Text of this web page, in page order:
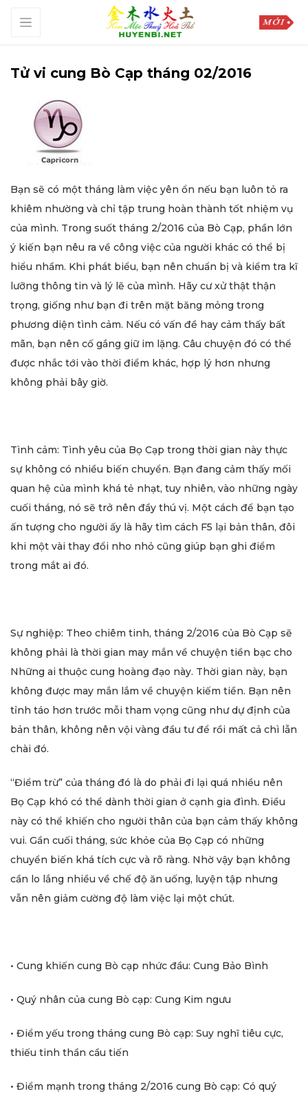
Tử vi cung Bò Cạp tháng 02/2016
Bạn sẽ có một tháng làm việc yên ổn nếu bạn luôn tỏ ra
khiêm nhường và chỉ tập trung hoàn thành tốt nhiệm vụ
của mình. Trong suốt tháng 2/2016 của Bò Cạp, phần lớn
ý kiến bạn nêu ra về công việc của người khác có thể bị
hiểu nhầm. Khi phát biểu, bạn nên chuẩn bị và kiểm tra kĩ
lưỡng thông tin và lý lẽ của mình. Hãy cư xử thật thận
trọng, giống như bạn đi trên mặt băng mỏng trong
phương diện tình cảm. Nếu có vấn đề hay cảm thấy bất
mãn, bạn nên cố gắng giữ im lặng. Câu chuyện đó có thể
được nhắc tới vào thời điểm khác, hợp lý hơn nhưng
không phải bây giờ.
Tình cảm: Tình yêu của Bọ Cạp trong thời gian này thực
sự không có nhiều biến chuyển. Bạn đang cảm thấy mối
quan hệ của mình khá tẻ nhạt, tuy nhiên, vào những ngày
cuối tháng, nó sẽ trở nên đầy thú vị. Một cách để bạn tạo
ấn tượng cho người ấy là hãy tìm cách F5 lại bản thân, đôi
khi một vài thay đổi nho nhỏ cũng giúp bạn ghi điểm
trong mắt ai đó.
Sự nghiệp: Theo chiêm tinh, tháng 2/2016 của Bò Cạp sẽ
không phải là thời gian may mắn về chuyện tiền bạc cho
Những ai thuộc cung hoàng đạo này. Thời gian này, bạn
không được may mắn lắm về chuyện kiếm tiền. Bạn nên
tỉnh táo hơn trước mỗi tham vọng cũng như dự định của
bản thân, không nên vội vàng đầu tư để rồi mất cả chì lẫn
chài đó.
“Điểm trừ” của tháng đó là do phải đi lại quá nhiều nên
Bọ Cạp khó có thể dành thời gian ở cạnh gia đình. Điều
này có thể khiến cho người thân của bạn cảm thấy không
vui. Gần cuối tháng, sức khỏe của Bọ Cạp có những
chuyển biến khá tích cực và rõ ràng. Nhờ vậy bạn không
cần lo lắng nhiều về chế độ ăn uống, luyện tập nhưng
vẫn nên giảm cường độ làm việc lại một chút.
• Cung khiến cung Bò cạp nhức đầu: Cung Bảo Bình
• Quý nhân của cung Bò cạp: Cung Kim ngưu
• Điểm yếu trong tháng cung Bò cạp: Suy nghĩ tiêu cực,
thiếu tinh thần cầu tiến
• Điểm mạnh trong tháng 2/2016 cung Bò cạp: Có quý